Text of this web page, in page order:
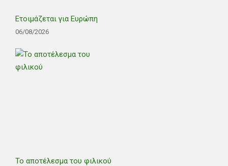
Ετοιμάζεται για Ευρώπη
06/08/2026
Το αποτέλεσμα του φιλικού